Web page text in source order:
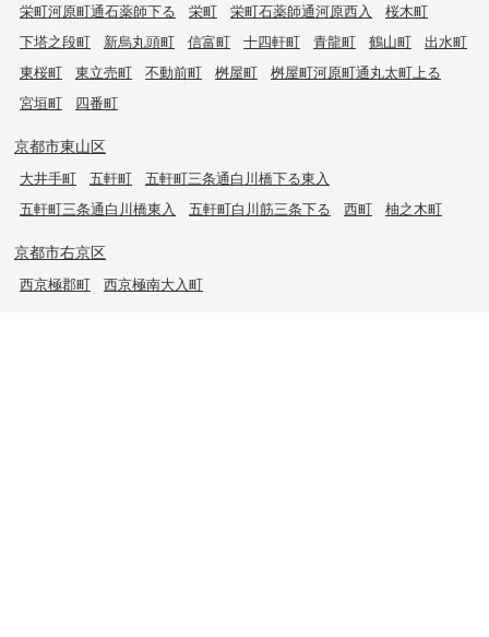
栄町河原町通石薬師下る
栄町 栄町石薬師通河原西入
桜木町
下塔之段町
新烏丸頭町 信富町 十四軒町 青龍町 鶴山町
出水町
東桜町
東立売町 不動前町 桝屋町
桝屋町河原町通丸太町上る
宮垣町
四番町
京都市東山区
大井手町 五軒町
五軒町三条通白川橋下る東入
五軒町三条通白川橋東入
五軒町白川筋三条下る 西町 柚之木町
京都市右京区
西京極郡町 西京極南大入町